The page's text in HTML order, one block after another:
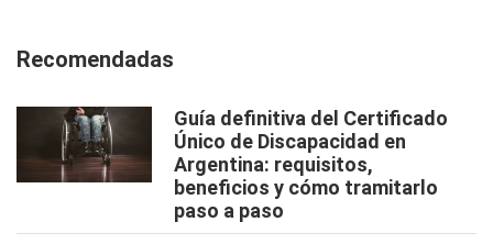
Recomendadas
Guía definitiva del Certificado
Único de Discapacidad en
Argentina: requisitos,
beneficios y cómo tramitarlo
paso a paso